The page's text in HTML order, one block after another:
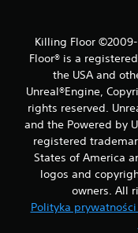
Killing Floor
Floor® is a
the USA and
Unreal®Engine,
rights reserved.
and the Powered by
registered
States of America
logos and
owners. All
Polityka